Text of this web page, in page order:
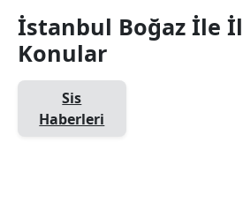
İstanbul Boğaz İle
Konular
Sis
Haberleri